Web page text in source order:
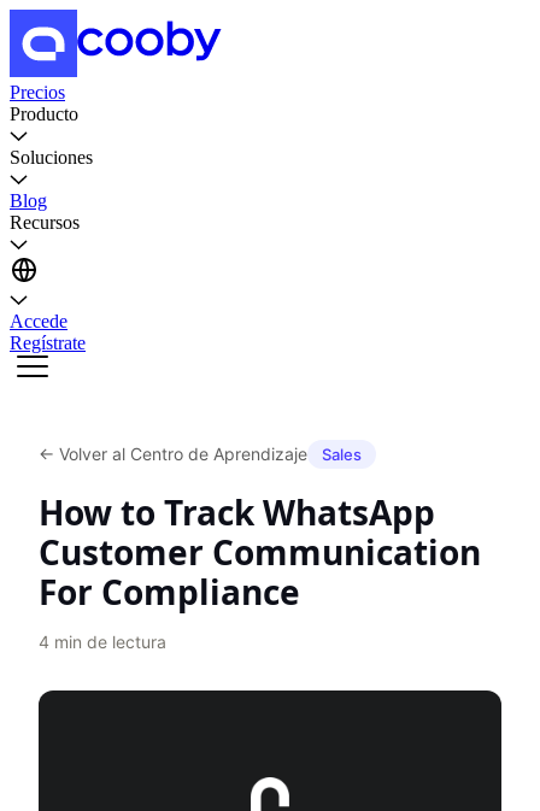
Precios
Producto
Soluciones
Blog
Recursos
Accede
Regístrate
← Volver al Centro de Aprendizaje Sales
How to Track WhatsApp
Customer Communication
For Compliance
4 min de lectura